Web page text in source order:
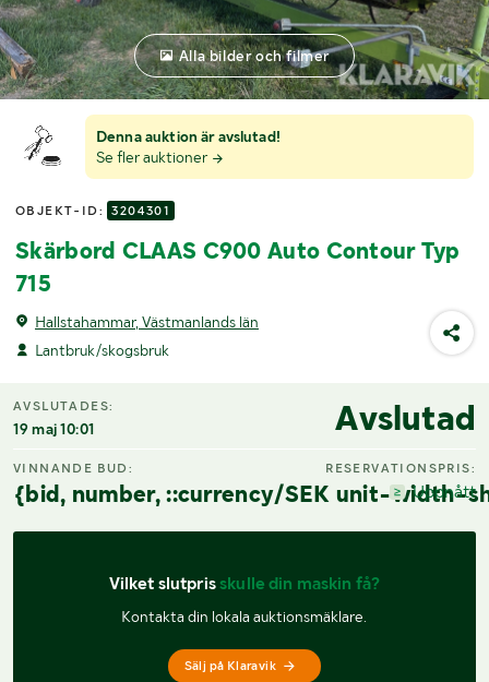
Denna auktion är avslutad!
Se fler auktioner
OBJEKT-ID: 3204301
Skärbord CLAAS C900 Auto Contour Typ
715
Hallstahammar, Västmanlands län
Lantbruk/skogsbruk
Alla bilder och filmer
AVSLUTADES:
19 maj 10:01 Avslutad
VINNANDE BUD:
{bid, number, ::currency/SEK unit-width-
RESERVATIONSPRIS:
Uppnått
Vilket slutpris skulle din maskin få?
Kontakta din lokala auktionsmäklare.
Sälj på Klaravik